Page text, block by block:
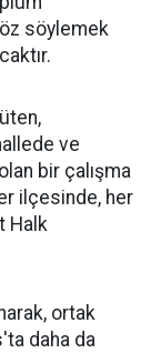
söylemek
ve
bir çalışma
ilçesinde, her
Halk
ortak
daha da